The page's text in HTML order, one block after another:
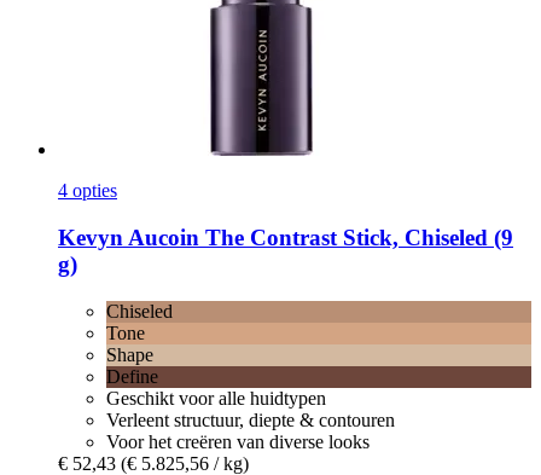
4 opties
Kevyn Aucoin The Contrast Stick, Chiseled (9
g)
Chiseled
Tone
Shape
Define
Geschikt voor alle huidtypen
Verleent structuur, diepte & contouren
Voor het creëren van diverse looks
€ 52,43 (€ 5.825,56 / kg)